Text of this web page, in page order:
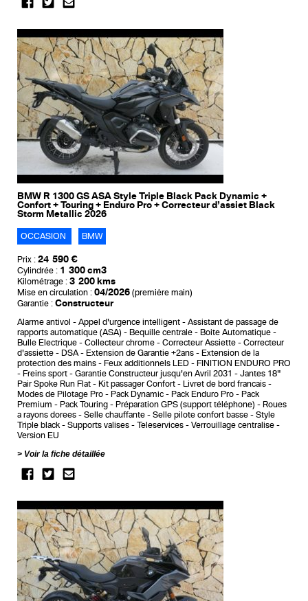
BMW R 1300 GS ASA Style Triple Black Pack Dynamic +
Confort + Touring + Enduro Pro + Correcteur d’assiet Black
Storm Metallic 2026
OCCASION BMW
Prix : 24 590 €
Cylindrée : 1 300 cm3
Kilométrage : 3 200 kms
Mise en circulation : 04/2026 (première main)
Garantie : Constructeur
Alarme antivol Appel d'urgence intelligent
Assistant de passage de
rapports automatique (ASA)
Bequille centrale
Boite Automatique
Bulle Electrique
Collecteur chrome Correcteur Assiette
Correcteur
d'assiette
DSA Extension de Garantie +2ans
Extension de la
protection des mains
Feux additionnels LED
FINITION ENDURO PRO
Freins sport
Garantie Constructeur jusqu'en Avril 2031
Jantes 18"
Pair Spoke Run Flat
Kit passager Confort
Livret de bord francais
Modes de Pilotage Pro
Pack Dynamic Pack Enduro Pro
Pack
Premium
Pack Touring Préparation GPS (support téléphone)
Roues
a rayons dorees
Selle chauffante Selle pilote confort basse
Style
Triple black
Supports valises Teleservices
Verrouillage centralise
Version EU
Voir la fiche détaillée